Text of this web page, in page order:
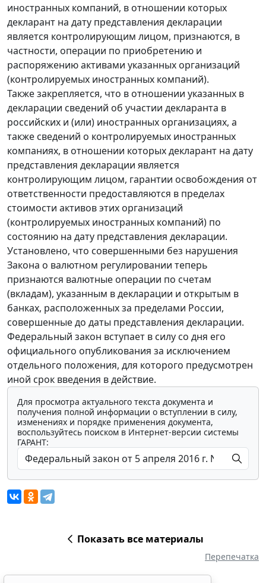
иностранных компаний, в отношении которых
декларант на дату представления декларации
является контролирующим лицом, признаются, в
частности, операции по приобретению и
распоряжению активами указанных организаций
(контролируемых иностранных компаний).
Также закрепляется, что в отношении указанных в
декларации сведений об участии декларанта в
российских и (или) иностранных организациях, а
также сведений о контролируемых иностранных
компаниях, в отношении которых декларант на дату
представления декларации является
контролирующим лицом, гарантии освобождения от
ответственности предоставляются в пределах
стоимости активов этих организаций
(контролируемых иностранных компаний) по
состоянию на дату представления декларации.
Установлено, что совершенными без нарушения
Закона о валютном регулировании теперь
признаются валютные операции по счетам
(вкладам), указанным в декларации и открытым в
банках, расположенных за пределами России,
совершенные до даты представления декларации.
Федеральный закон вступает в силу со дня его
официального опубликования за исключением
отдельного положения, для которого предусмотрен
иной срок введения в действие.
Для просмотра актуального текста документа и
получения полной информации о вступлении в силу,
изменениях и порядке применения документа,
воспользуйтесь поиском в Интернет-версии системы
ГАРАНТ:
Показать все материалы
Перепечатка